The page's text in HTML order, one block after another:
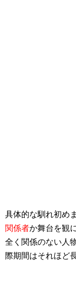
具体的な馴れ初め
関係者か舞台を観
全く関係のない人
際期間はそれほど